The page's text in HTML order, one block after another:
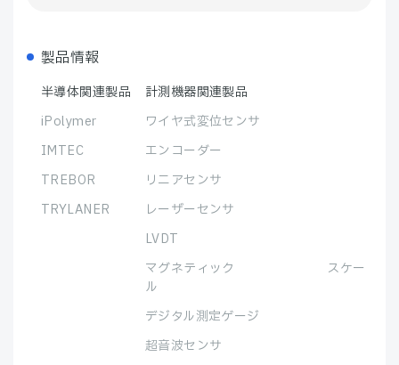
製品情報
半導体関連製品
iPolymer
IMTEC
TREBOR
TRYLANER
計測機器関連製品
ワイヤ式変位センサ
エンコーダー
リニアセンサ
レーザーセンサ
LVDT
マグネティック スケー
ル
デジタル測定ゲージ
超音波センサ